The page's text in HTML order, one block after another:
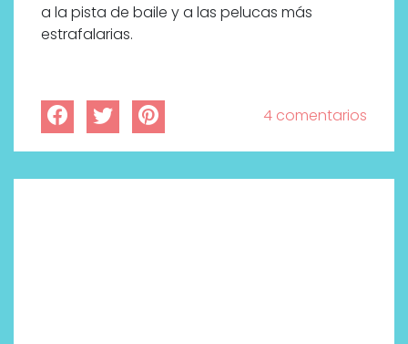
a la pista de baile y a las pelucas más
estrafalarias.
4 comentarios